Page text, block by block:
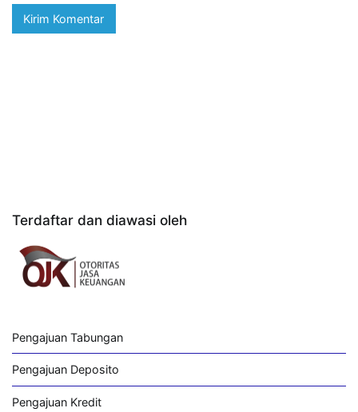
Terdaftar dan diawasi oleh
Pengajuan Tabungan
Pengajuan Deposito
Pengajuan Kredit